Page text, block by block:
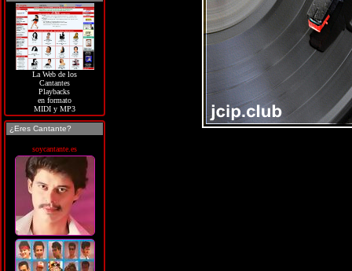
La Web de los
Cantantes
Playbacks
en formato
MIDI y MP3
¿Eres Cantante?
soycantante.es